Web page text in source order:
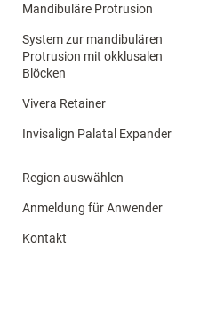
Mandibuläre Protrusion
System zur mandibulären
Protrusion mit okklusalen
Blöcken
Vivera Retainer
Invisalign Palatal Expander
Region auswählen
Anmeldung für Anwender
Kontakt